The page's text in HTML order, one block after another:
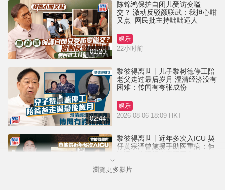
01:20
陈锦鸿保护自闭儿受访变嗌
交？ 激动反驳颜联武：我担心咁
又点 网民批主持咄咄逼人
娱乐
22小时前
02:44
黎彼得离世丨儿子黎树德停工陪
老父走过最后岁月 澄清经济没有
困难：传闻有夸张成份
娱乐
2026-08-06 18:09 HKT
黎彼得离世丨近年多次入ICU 契
仔黄宗泽曾施援手助医重病：佢
娱乐
瀏覽更多影片